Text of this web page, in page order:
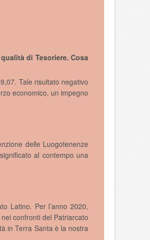
di Tesoriere. Cosa
Tale risultato negativo
economico, un impegno
delle Luogotenenze
al contempo una
Latino. Per l’anno 2020,
confronti del Patriarcato
in Terra Santa è la nostra